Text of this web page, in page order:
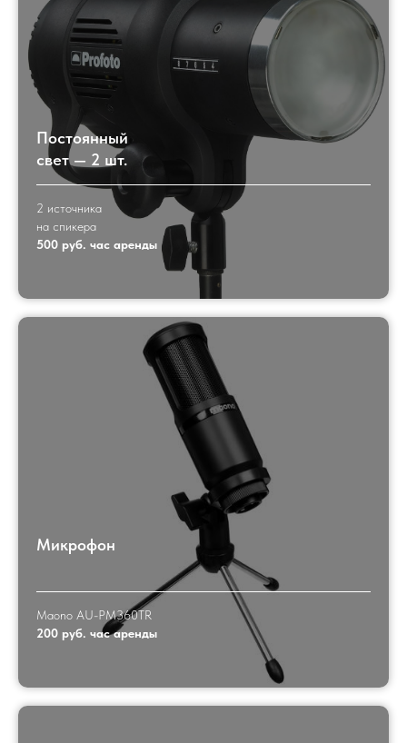
Постоянный
свет — 2 шт.
2 источника
на спикера
500 руб. час аренды
Микрофон
Maono AU-PM360TR
200 руб. час аренды